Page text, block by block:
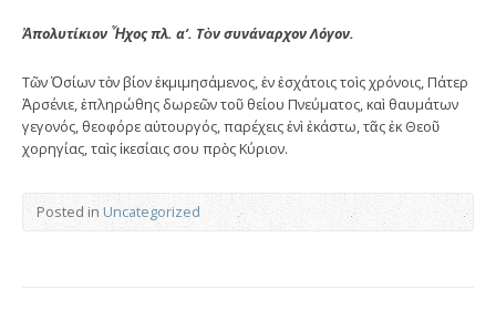
Ἀπολυτίκιον Ἦχος πλ. α’. Τὸν συνάναρχον Λόγον.
Τῶν Ὁσίων τὸν βίον ἐκμιμησάμενος, ἐν ἐσχάτοις τοὶς χρόνοις, Πάτερ
Ἀρσένιε, ἐπληρώθης δωρεῶν τοῦ θείου Πνεύματος, καὶ θαυμάτων
γεγονός, θεοφόρε αὐτουργός, παρέχεις ἐνὶ ἐκάστω, τᾶς ἐκ Θεοῦ
χορηγίας, ταὶς ἰκεσίαις σου πρὸς Κύριον.
Posted in Uncategorized